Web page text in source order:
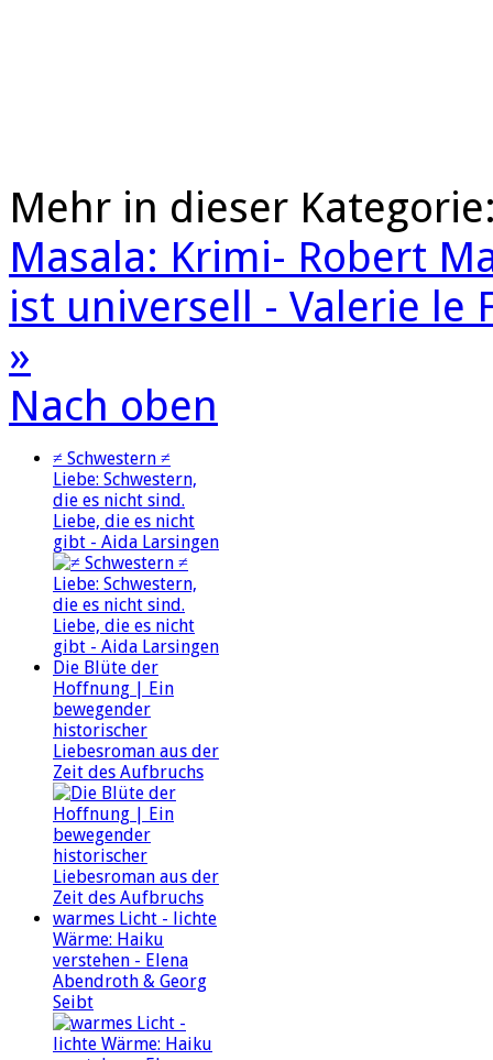
Mehr in dieser
Masala: Krimi- Robert
ist universell - Valerie le
»
Nach oben
≠ Schwestern ≠
Liebe: Schwestern,
die es nicht sind.
Liebe, die es nicht
gibt - Aida Larsingen
Die Blüte der
Hoffnung | Ein
bewegender
historischer
Liebesroman aus der
Zeit des Aufbruchs
warmes Licht - lichte
Wärme: Haiku
verstehen - Elena
Abendroth & Georg
Seibt